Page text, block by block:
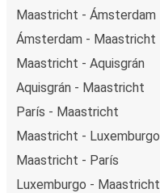
Maastricht - Ámsterdam
Ámsterdam - Maastricht
Maastricht - Aquisgrán
Aquisgrán - Maastricht
París - Maastricht
Maastricht - Luxemburgo
Maastricht - París
Luxemburgo - Maastricht